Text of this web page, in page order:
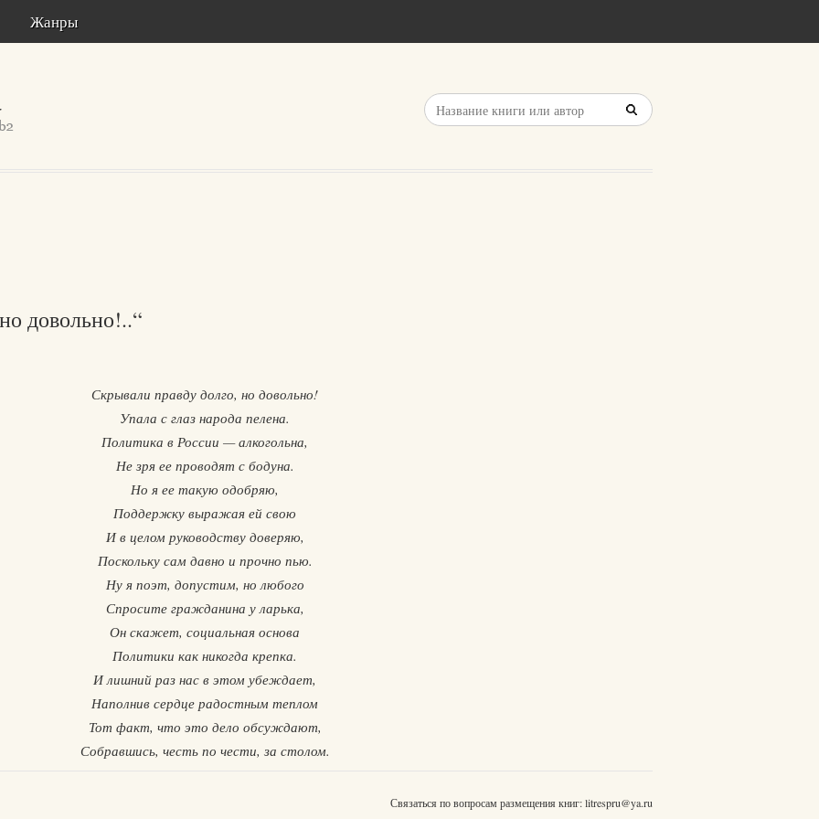
Жанры
довольно!..“
Скрывали правду долго, но довольно!
Упала с глаз народа пелена.
Политика в России — алкогольна,
Не зря ее проводят с бодуна.
Но я ее такую одобряю,
Поддержку выражая ей свою
И в целом руководству доверяю,
Поскольку сам давно и прочно пью.
Ну я поэт, допустим, но любого
Спросите гражданина у ларька,
Он скажет, социальная основа
Политики как никогда крепка.
И лишний раз нас в этом убеждает,
Наполнив сердце радостным теплом
Тот факт, что это дело обсуждают,
Собравшись, честь по чести, за столом.
Связаться по вопросам размещения книг:litrespru@ya.ru